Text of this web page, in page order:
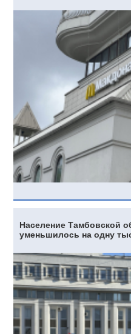
Население Тамбовской
уменьшилось на одну